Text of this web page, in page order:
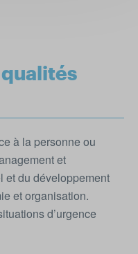
à la personne ou
et
et du développement
et organisation.
d’urgence